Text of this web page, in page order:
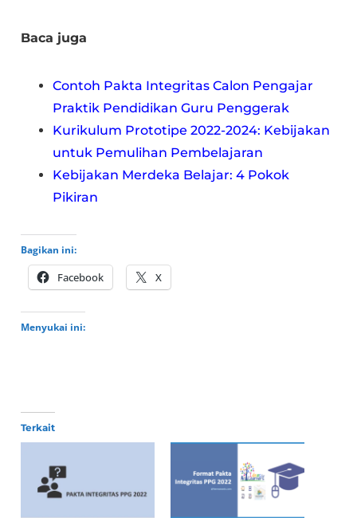
Baca juga
Contoh Pakta Integritas Calon Pengajar
Praktik Pendidikan Guru Penggerak
Kurikulum Prototipe 2022-2024: Kebijakan
untuk Pemulihan Pembelajaran
Kebijakan Merdeka Belajar: 4 Pokok
Pikiran
Bagikan ini:
Facebook X
Menyukai ini:
Terkait